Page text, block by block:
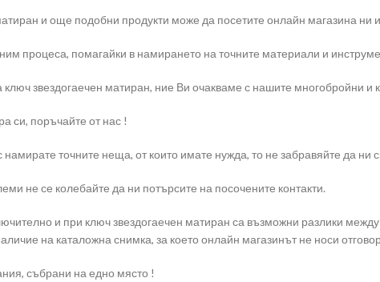
и още подобни продукти може да посетите онлайн магазина ни
процеса, помагайки в намирането на точните материали и
ключ звездогаечен матиран, ние Ви очакваме с нашите многобройни и
си, поръчайте от нас !
намирате точните неща, от които имате нужда, то не забравяйте да
не се колебайте да ни потърсите на посочените контакти.
и при ключ звездогаечен матиран са възможни разлики
на каталожна снимка, за което онлайн магазинът не носи
събрани на едно място !